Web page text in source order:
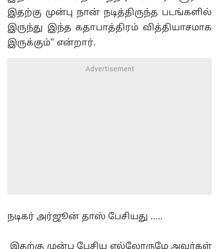
இதற்கு முன்பு நான் நடித்திருந்த படங்களில்
இருந்து இந்த கதாபாத்திரம் வித்தியாசமாக
இருக்கும்" என்றார்.
நடிகர் அர்ஜூன் தாஸ் பேசியது .....
இதற்கு முன்பு பேசிய எல்லோருமே அவர்கள்